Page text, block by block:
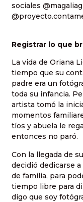
sociales
Registrar lo que
La vida de Oriana
tiempo que su
padre era un
toda su infancia.
artista tomó la
momentos
tíos y abuela le
entonces no paró.
Con la llegada de
decidió dedicarse
de familia, para
tiempo libre para
digo que soy